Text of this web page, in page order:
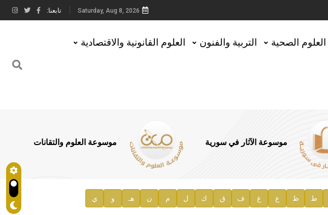
Saturday, Aug 8, 2026 تابعنا:
العلوم الصحية التربية والفنون العلوم القانونية والاقتصادية
موسوعة الآثار في سورية موسوعة العلوم والتقانات
ط ظ ع غ ف ق ك ل م ن هـ و ي